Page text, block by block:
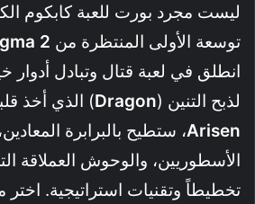
ليست مجرد بورت للعبة كابكوم
توسعة الأولى المنتظرة من 2
انطلق في لعبة قتال وتبادل أدوار
لذبح التنين (Dragon) الذي أخذ
Arisen، ستطيح بالبرابرة
الأسطوريين، والوحوش العملاقة
تخطيطاً وتقنيات استراتيجية.